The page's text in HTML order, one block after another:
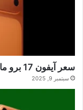
سعر آيفون 17 برو ماكس والمواصفات الرسمية
سبتمبر 9, 2025